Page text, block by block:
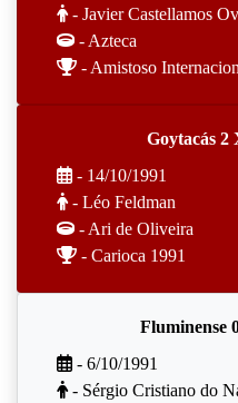
- Javier Castellamos
- Azteca
- Amistoso
Goytacás 2
- 14/10/1991
- Léo Feldman
- Ari de Oliveira
- Carioca 1991
Fluminense
- 6/10/1991
- Sérgio Cristiano do